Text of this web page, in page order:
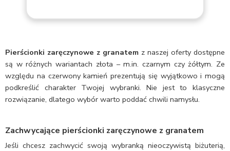
Pierścionki zaręczynowe z granatem z naszej oferty dostępne
są w różnych wariantach złota – m.in. czarnym czy żółtym. Ze
względu na czerwony kamień prezentują się wyjątkowo i mogą
podkreślić charakter Twojej wybranki. Nie jest to klasyczne
rozwiązanie, dlatego wybór warto poddać chwili namysłu.
Zachwycające pierścionki zaręczynowe z granatem
Jeśli chcesz zachwycić swoją wybranką nieoczywistą biżuterią,